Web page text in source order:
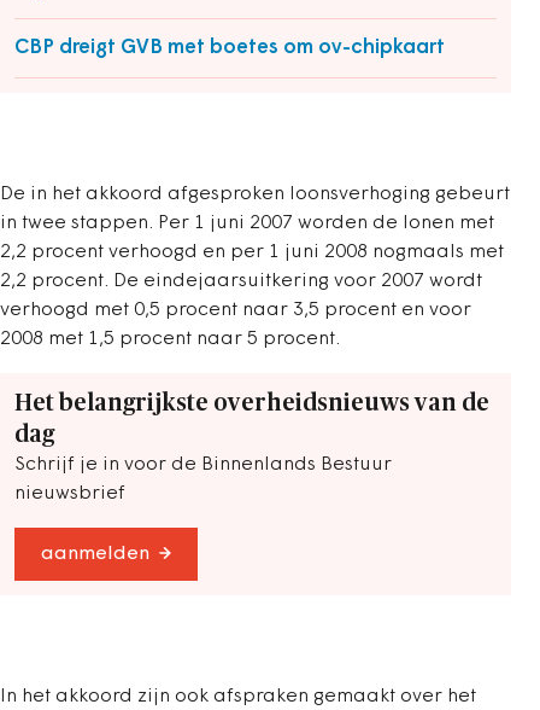
CBP dreigt GVB met boetes om ov-chipkaart
De in het akkoord afgesproken loonsverhoging gebeurt
in twee stappen. Per 1 juni 2007 worden de lonen met
2,2 procent verhoogd en per 1 juni 2008 nogmaals met
2,2 procent. De eindejaarsuitkering voor 2007 wordt
verhoogd met 0,5 procent naar 3,5 procent en voor
2008 met 1,5 procent naar 5 procent.
Het belangrijkste overheidsnieuws van de
dag
Schrijf je in voor de Binnenlands Bestuur
nieuwsbrief
aanmelden
In het akkoord zijn ook afspraken gemaakt over het